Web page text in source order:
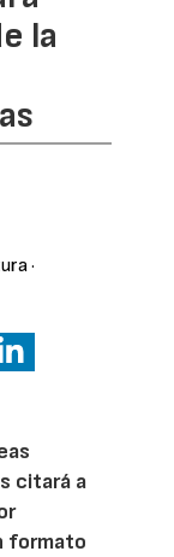
la
·
citará a
formato